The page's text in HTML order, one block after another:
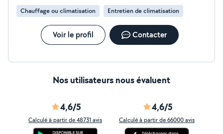
Chauffage ou climatisation Entretien de climatisation
Voir le profil Contacter
Nos utilisateurs nous évaluent
4,6/5
Calculé à partir de 48731 avis
4,6/5
Calculé à partir de 66000 avis